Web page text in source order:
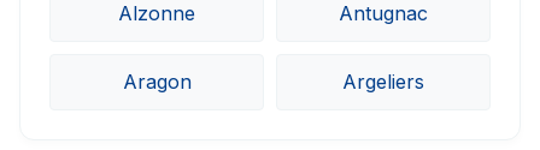
Alzonne Antugnac
Aragon Argeliers